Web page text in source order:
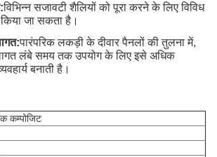
विभिन्न सजावटी शैलियों को पूरा करने के लिए विविध
जा सकता है।
पारंपरिक लकड़ी के दीवार पैनलों की तुलना में,
लंबे समय तक उपयोग के लिए इसे अधिक
बनाती है।
कम्पोजिट